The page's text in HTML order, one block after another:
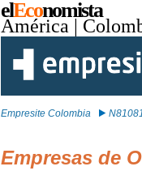
elEconomista
América |
Empresite Colombia
Empresas de